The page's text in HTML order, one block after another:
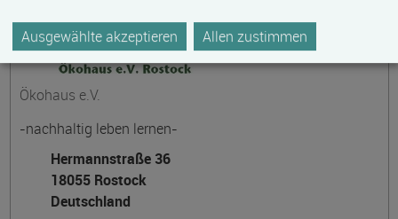
Ökohaus e.V.
-nachhaltig leben lernen-
Hermannstraße 36
18055 Rostock
Deutschland
Ausgewählte akzeptieren Allen zustimmen